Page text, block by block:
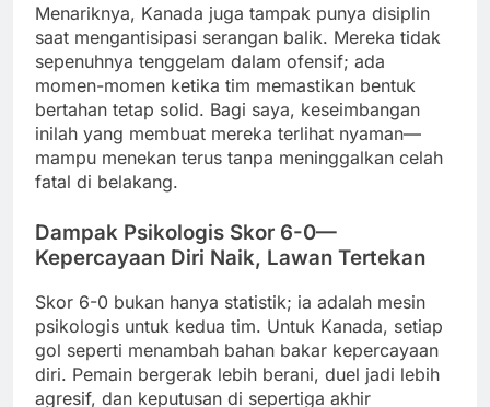
Menariknya, Kanada juga tampak punya disiplin
saat mengantisipasi serangan balik. Mereka tidak
sepenuhnya tenggelam dalam ofensif; ada
momen-momen ketika tim memastikan bentuk
bertahan tetap solid. Bagi saya, keseimbangan
inilah yang membuat mereka terlihat nyaman—
mampu menekan terus tanpa meninggalkan celah
fatal di belakang.
Dampak Psikologis Skor 6-0—
Kepercayaan Diri Naik, Lawan Tertekan
Skor 6-0 bukan hanya statistik; ia adalah mesin
psikologis untuk kedua tim. Untuk Kanada, setiap
gol seperti menambah bahan bakar kepercayaan
diri. Pemain bergerak lebih berani, duel jadi lebih
agresif, dan keputusan di sepertiga akhir